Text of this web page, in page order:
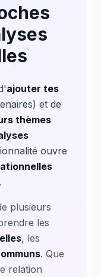
ajouter tes
et de
thèmes
ouvre
plusieurs
les
, les
. Que
relation